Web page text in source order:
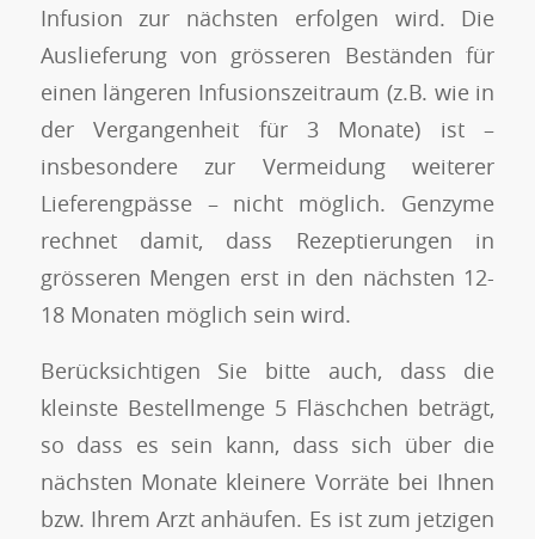
Infusion zur nächsten erfolgen wird. Die
Auslieferung von grösseren Beständen für
einen längeren Infusionszeitraum (z.B. wie in
der Vergangenheit für 3 Monate) ist –
insbesondere zur Vermeidung weiterer
Lieferengpässe – nicht möglich. Genzyme
rechnet damit, dass Rezeptierungen in
grösseren Mengen erst in den nächsten 12-
18 Monaten möglich sein wird.
Berücksichtigen Sie bitte auch, dass die
kleinste Bestellmenge 5 Fläschchen beträgt,
so dass es sein kann, dass sich über die
nächsten Monate kleinere Vorräte bei Ihnen
bzw. Ihrem Arzt anhäufen. Es ist zum jetzigen